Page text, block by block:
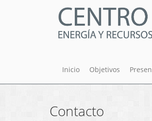
Inicio Objetivos
Contacto